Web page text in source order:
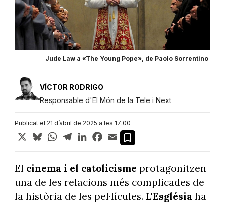
Jude Law a «The Young Pope», de Paolo Sorrentino
VÍCTOR RODRIGO
Responsable d'El Món de la Tele i Next
Publicat el 21 d’abril de 2025 a les 17:00
X BlueskyWhatsApp
TelegramLinkedInFacebook
Email
El cinema i el catolicisme protagonitzen
una de les relacions més complicades de
la història de les pel·lícules. L'Església ha